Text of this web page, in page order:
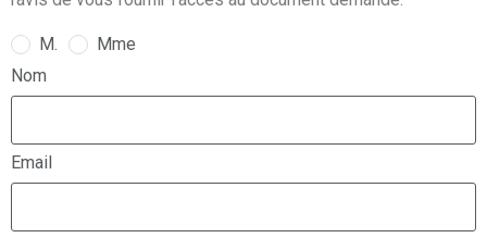
M.
Mme
Nom
Email